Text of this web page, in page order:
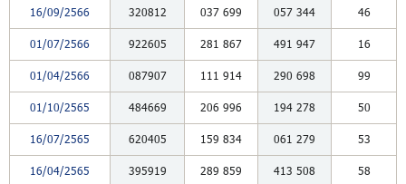
16/09/2566 320812 037 699 057 344 46
01/07/2566 922605 281 867 491 947 16
01/04/2566 087907 111 914 290 698 99
01/10/2565 484669 206 996 194 278 50
16/07/2565 620405 159 834 061 279 53
16/04/2565 395919 289 859 413 508 58